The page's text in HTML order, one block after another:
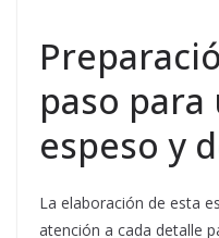
paso
espeso y
La elaboración de esta
atención a cada detalle